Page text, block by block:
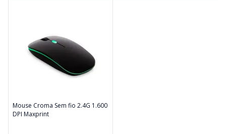
Mouse Croma Sem fio 2.4G 1.600
DPI Maxprint